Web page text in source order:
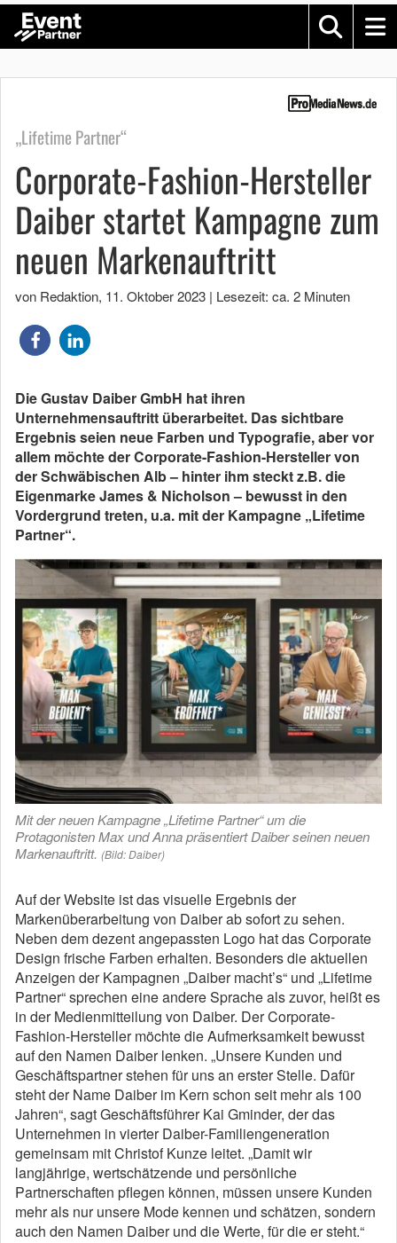
„Lifetime Partner“
Corporate-Fashion-Hersteller
Daiber startet Kampagne zum
neuen Markenauftritt
von Redaktion, 11. Oktober 2023 | Lesezeit: ca. 2 Minuten
Die Gustav Daiber GmbH hat ihren
Unternehmensauftritt überarbeitet. Das sichtbare
Ergebnis seien neue Farben und Typografie, aber vor
allem möchte der Corporate-Fashion-Hersteller von
der Schwäbischen Alb – hinter ihm steckt z.B. die
Eigenmarke James & Nicholson – bewusst in den
Vordergrund treten, u.a. mit der Kampagne „Lifetime
Partner“.
Mit der neuen Kampagne „Lifetime Partner“ um die
Protagonisten Max und Anna präsentiert Daiber seinen neuen
Markenauftritt. (Bild: Daiber)
Auf der Website ist das visuelle Ergebnis der
Markenüberarbeitung von Daiber ab sofort zu sehen.
Neben dem dezent angepassten Logo hat das Corporate
Design frische Farben erhalten. Besonders die aktuellen
Anzeigen der Kampagnen „Daiber macht’s“ und „Lifetime
Partner“ sprechen eine andere Sprache als zuvor, heißt es
in der Medienmitteilung von Daiber. Der Corporate-
Fashion-Hersteller möchte die Aufmerksamkeit bewusst
auf den Namen Daiber lenken. „Unsere Kunden und
Geschäftspartner stehen für uns an erster Stelle. Dafür
steht der Name Daiber im Kern schon seit mehr als 100
Jahren“, sagt Geschäftsführer Kai Gminder, der das
Unternehmen in vierter Daiber-Familiengeneration
gemeinsam mit Christof Kunze leitet. „Damit wir
langjährige, wertschätzende und persönliche
Partnerschaften pflegen können, müssen unsere Kunden
mehr als nur unsere Mode kennen und schätzen, sondern
auch den Namen Daiber und die Werte, für die er steht.“